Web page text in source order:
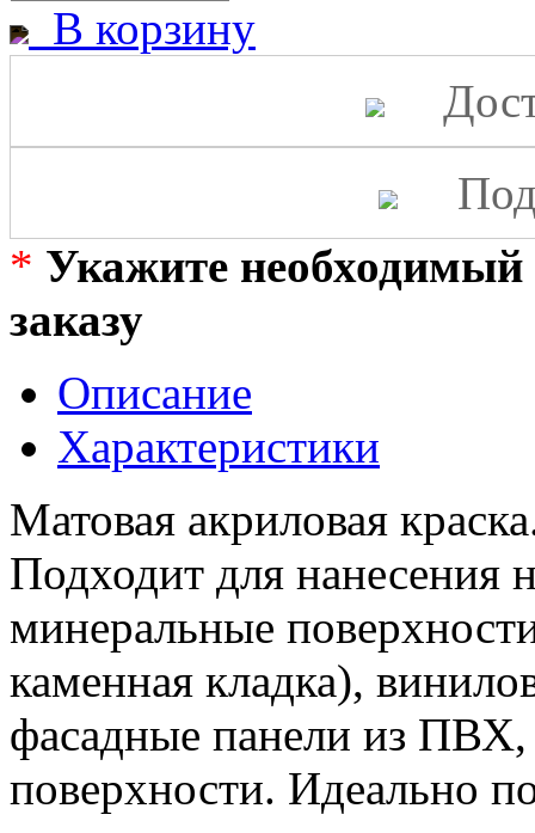
В корзину
* Укажите
заказу
Описание
Характеристики
Матовая акриловая
Подходит для нанесения
минеральные
каменная кладка),
фасадные панели из
поверхности. Идеально